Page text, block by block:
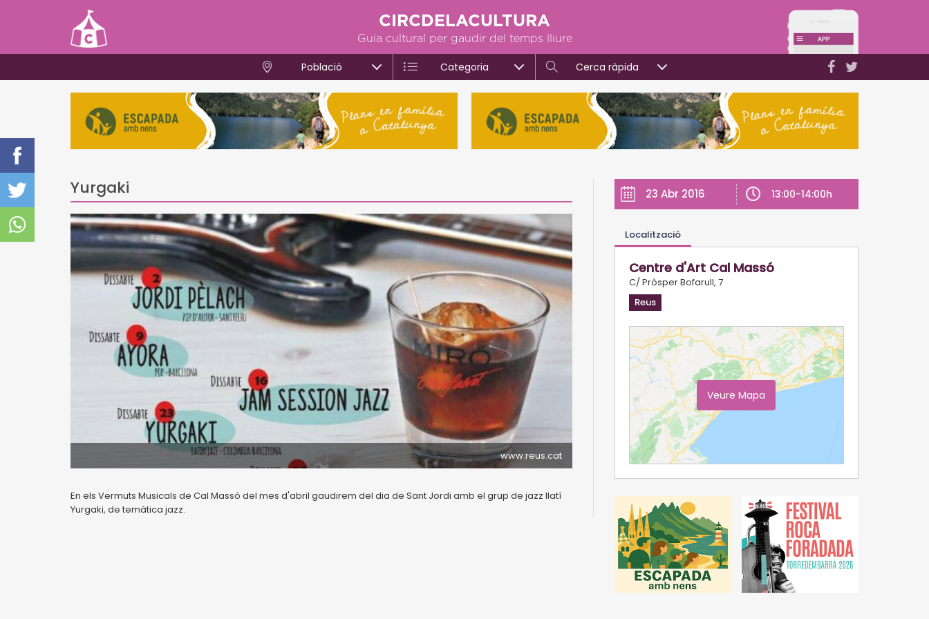
CIRCDELACULTURA
Guia cultural per gaudir del temps lliure
Població Categoria Cerca ràpida
Yurgaki
www.reus.cat
En els Vermuts Musicals de Cal Massó del mes d'abril gaudirem del dia de Sant Jordi amb el grup de jazz llatí
Yurgaki, de temàtica jazz.
23 Abr 2016 13:00-14:00h
Localització
Centre d'Art Cal Massó
C/ Pròsper Bofarull, 7
Reus
Veure Mapa